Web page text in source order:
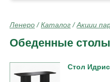
Ленеро /Каталог /Акции
Обеденные столы
Стол